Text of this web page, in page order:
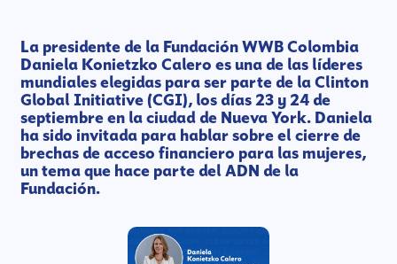
La presidente de la Fundación WWB Colombia
Daniela Konietzko Calero es una de las líderes
mundiales elegidas para ser parte de la Clinton
Global Initiative (CGI), los días 23 y 24 de
septiembre en la ciudad de Nueva York. Daniela
ha sido invitada para hablar sobre el cierre de
brechas de acceso financiero para las mujeres,
un tema que hace parte del ADN de la
Fundación.